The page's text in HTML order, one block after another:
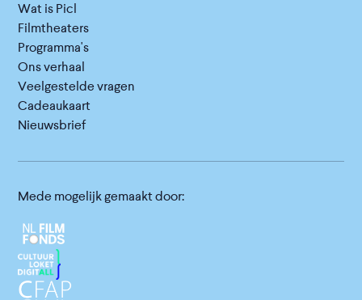
Wat is Picl
Filmtheaters
Programma's
Ons verhaal
Veelgestelde vragen
Cadeaukaart
Nieuwsbrief
Mede mogelijk gemaakt door: